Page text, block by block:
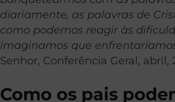
diariamente, as palavras de
como podemos reagir às
imaginamos que
Senhor, Conferência Geral, abril,
Como os pais